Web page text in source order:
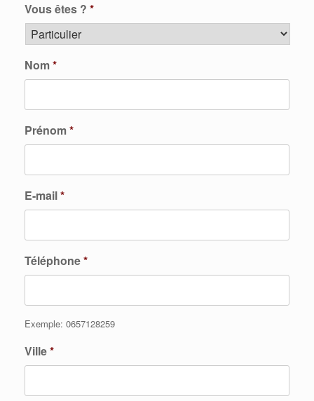
Vous êtes ? *
Nom*
Prénom*
E-mail*
Téléphone*
Exemple: 0657128259
Ville*